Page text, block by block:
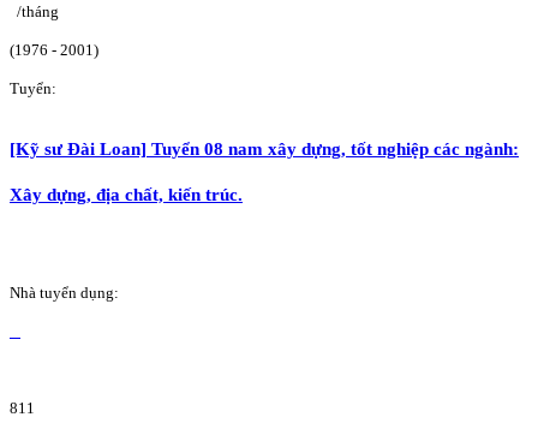
/tháng
(1976 - 2001)
Tuyển:
[Kỹ sư Đài Loan] Tuyển 08 nam xây dựng, tốt nghiệp các ngành:
Xây dựng, địa chất, kiến trúc.
Nhà tuyển dụng:
811